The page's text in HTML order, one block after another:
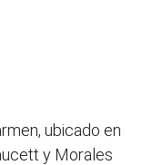
ubicado en
y Morales